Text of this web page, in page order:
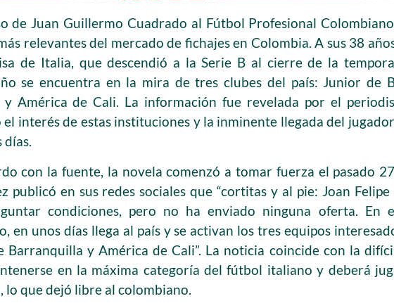
de Juan Guillermo Cuadrado al Fútbol Profesional
relevantes del mercado de fichajes en Colombia. A sus 38
de Italia, que descendió a la Serie B al cierre de la
se encuentra en la mira de tres clubes del país: Junior de
y América de Cali. La información fue revelada por el
interés de estas instituciones y la inminente llegada del
días.
con la fuente, la novela comenzó a tomar fuerza el pasado
publicó en sus redes sociales que “cortitas y al pie: Joan
condiciones, pero no ha enviado ninguna oferta. En
en unos días llega al país y se activan los tres equipos
Barranquilla y América de Cali”. La noticia coincide con la
en la máxima categoría del fútbol italiano y deberá
lo que dejó libre al colombiano.